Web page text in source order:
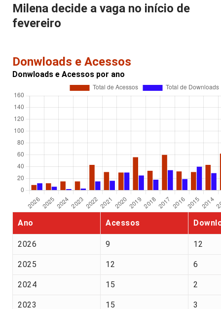
Milena decide a vaga no início de
fevereiro
Donwloads e Acessos
Donwloads e Acessos por ano
Ano Acessos
2026 9 12
2025 12 6
2024 15 2
2023 15 3